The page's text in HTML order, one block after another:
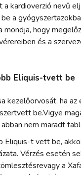
a kardioverzió nevű
a
mondja, hogy
és a
Eliquis-tvett be
kezelőorvosát, ha az
be.Vigye
nem maradt
Eliquis-t vett be,
Vérzés esetén
a